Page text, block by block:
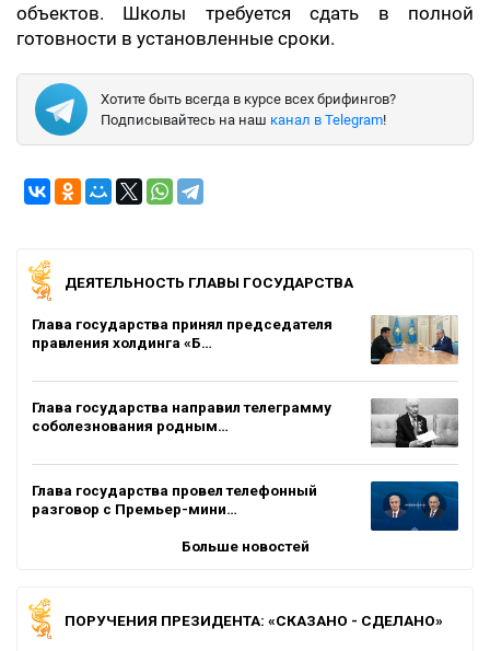
объектов. Школы требуется сдать в полной
готовности в установленные сроки.
Хотите быть всегда в курсе всех брифингов?
Подписывайтесь на наш канал в Telegram!
ДЕЯТЕЛЬНОСТЬ ГЛАВЫ ГОСУДАРСТВА
Глава государства принял председателя
правления холдинга «Б…
Глава государства направил телеграмму
соболезнования родным…
Глава государства провел телефонный
разговор с Премьер-мини…
Больше новостей
ПОРУЧЕНИЯ ПРЕЗИДЕНТА: «СКАЗАНО - СДЕЛАНО»